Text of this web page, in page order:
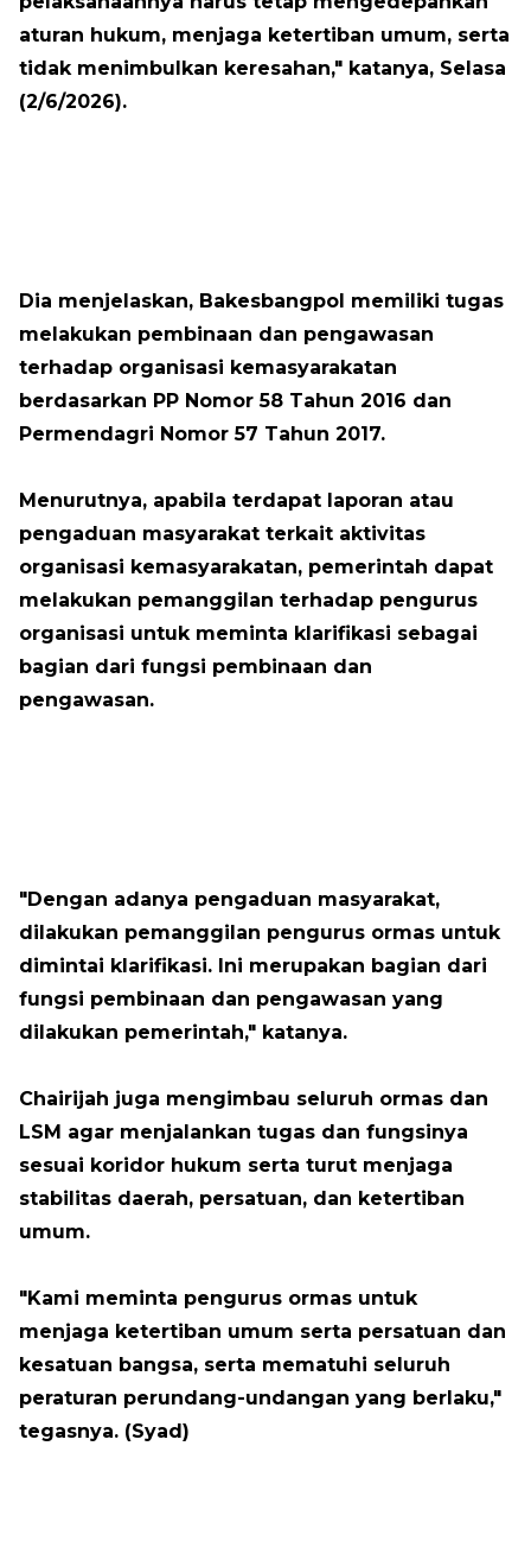
aturan hukum, menjaga ketertiban umum, serta
tidak menimbulkan keresahan," katanya, Selasa
(2/6/2026).
Dia menjelaskan, Bakesbangpol memiliki tugas
melakukan pembinaan dan pengawasan
terhadap organisasi kemasyarakatan
berdasarkan PP Nomor 58 Tahun 2016 dan
Permendagri Nomor 57 Tahun 2017.
Menurutnya, apabila terdapat laporan atau
pengaduan masyarakat terkait aktivitas
organisasi kemasyarakatan, pemerintah dapat
melakukan pemanggilan terhadap pengurus
organisasi untuk meminta klarifikasi sebagai
bagian dari fungsi pembinaan dan
pengawasan.
"Dengan adanya pengaduan masyarakat,
dilakukan pemanggilan pengurus ormas untuk
dimintai klarifikasi. Ini merupakan bagian dari
fungsi pembinaan dan pengawasan yang
dilakukan pemerintah," katanya.
Chairijah juga mengimbau seluruh ormas dan
LSM agar menjalankan tugas dan fungsinya
sesuai koridor hukum serta turut menjaga
stabilitas daerah, persatuan, dan ketertiban
umum.
"Kami meminta pengurus ormas untuk
menjaga ketertiban umum serta persatuan dan
kesatuan bangsa, serta mematuhi seluruh
peraturan perundang-undangan yang berlaku,"
tegasnya. (Syad)